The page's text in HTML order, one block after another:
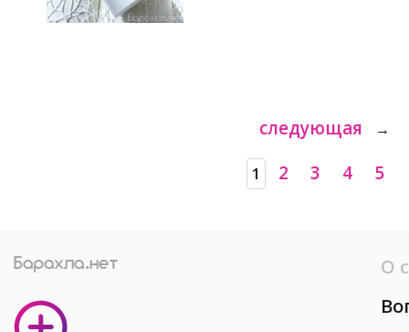
следующая →
1 2 3 4 5
О